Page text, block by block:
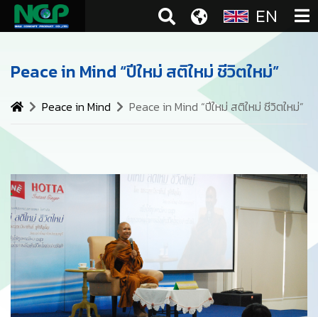
EN
Peace in Mind “ปีใหม่ สติใหม่ ชีวิตใหม่”
Peace in Mind Peace in Mind “ปีใหม่ สติใหม่ ชีวิตใหม่”